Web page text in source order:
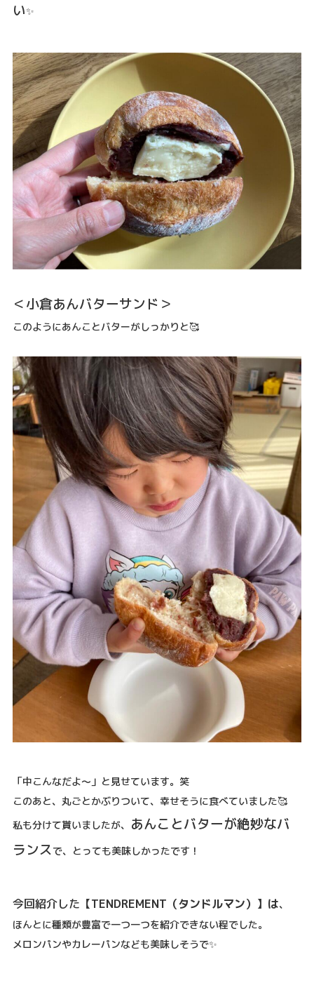
い✨
＜小倉あんバターサンド＞
このようにあんことバターがしっかりと🥰
「中こんなだよ～」と見せています。笑
このあと、丸ごとかぶりついて、幸せそうに食べていました🥰
私も分けて貰いましたが、
あんことバターが絶妙なバ
ランスで、とっても美味しかったです！
今回紹介した 【TENDREMENT（タンドルマン）】は、
ほんとに種類が豊富で一つ一つを紹介できない程でした。
メロンパンやカレーパンなども美味しそうで✨